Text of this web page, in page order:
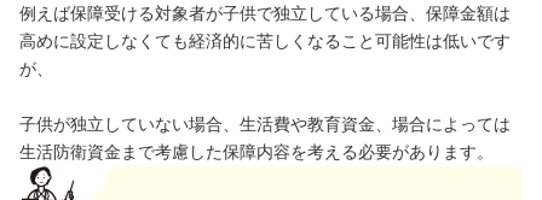
例えば保障受ける対象者が子供で独立している場合、保障金額は
高めに設定しなくても経済的に苦しくなること可能性は低いです
が、
子供が独立していない場合、生活費や教育資金、場合によっては
生活防衛資金まで考慮した保障内容を考える必要があります。